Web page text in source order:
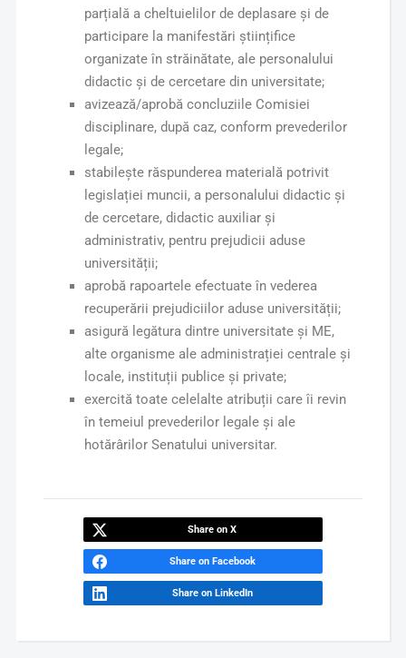
parțială a cheltuielilor de deplasare și de
participare la manifestări științifice
organizate în străinătate, ale personalului
didactic și de cercetare din universitate;
avizează/aprobă concluziile Comisiei
disciplinare, după caz, conform prevederilor
legale;
stabilește răspunderea materială potrivit
legislației muncii, a personalului didactic și
de cercetare, didactic auxiliar și
administrativ, pentru prejudicii aduse
universității;
aprobă rapoartele efectuate în vederea
recuperării prejudiciilor aduse universității;
asigură legătura dintre universitate și ME,
alte organisme ale administrației centrale și
locale, instituții publice și private;
exercită toate celelalte atribuții care îi revin
în temeiul prevederilor legale și ale
hotărârilor Senatului universitar.
Share on X
Share on Facebook
Share on LinkedIn